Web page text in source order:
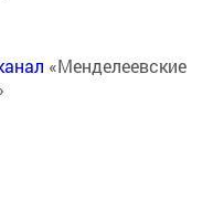
«Менделеевские